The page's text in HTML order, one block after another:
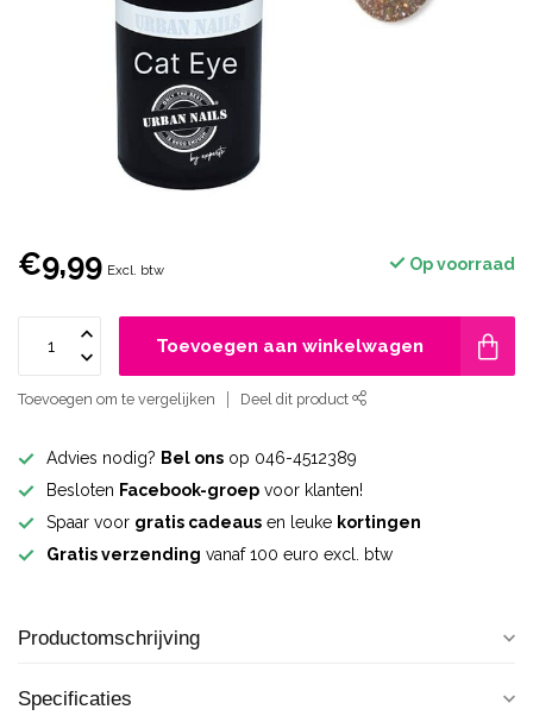
€9,99 Excl. btw Op voorraad
Toevoegen aan winkelwagen
Toevoegen om te vergelijken Deel dit product
Advies nodig? Bel ons op 046-4512389
Besloten Facebook-groep voor klanten!
Spaar voor gratis cadeaus en leuke kortingen
Gratis verzending vanaf 100 euro excl. btw
Productomschrijving
Specificaties